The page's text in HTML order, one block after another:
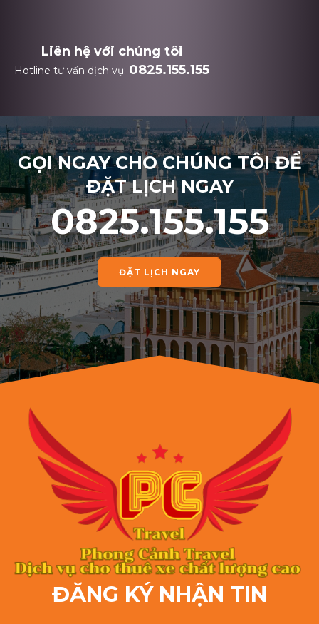
Liên hệ với chúng tôi
Hotline tư vấn dịch vụ: 0825.155.155
GỌI NGAY CHO CHÚNG TÔI ĐỂ
ĐẶT LỊCH NGAY
0825.155.155
ĐẶT LỊCH NGAY
ĐĂNG KÝ NHẬN TIN